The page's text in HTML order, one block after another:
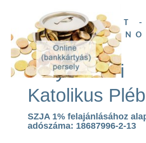
UBI DEUS EST -
SZENT II.
TEMPLOM
Páty Római
Katolikus
SZJA 1% felajánlásához
adószáma: 18687996-2-13